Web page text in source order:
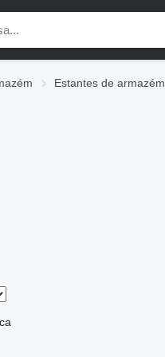
Estantes de armazém